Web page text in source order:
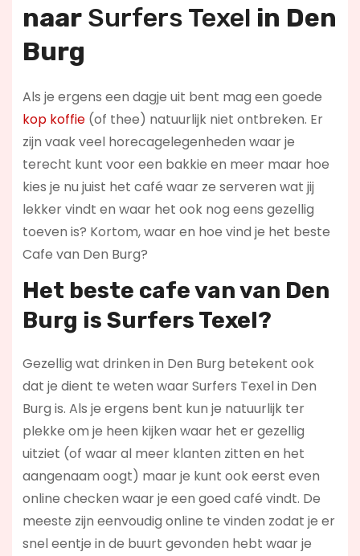
naar Surfers Texel in Den
Burg
Als je ergens een dagje uit bent mag een goede
kop koffie(of thee) natuurlijk niet ontbreken. Er
zijn vaak veel horecagelegenheden waar je
terecht kunt voor een bakkie en meer maar hoe
kies je nu juist het café waar ze serveren wat jij
lekker vindt en waar het ook nog eens gezellig
toeven is? Kortom, waar en hoe vind je het beste
Cafe van Den Burg?
Het beste cafe van van Den
Burg is Surfers Texel?
Gezellig wat drinken in Den Burg betekent ook
dat je dient te weten waar Surfers Texel in Den
Burg is. Als je ergens bent kun je natuurlijk ter
plekke om je heen kijken waar het er gezellig
uitziet (of waar al meer klanten zitten en het
aangenaam oogt) maar je kunt ook eerst even
online checken waar je een goed café vindt. De
meeste zijn eenvoudig online te vinden zodat je er
snel eentje in de buurt gevonden hebt waar je